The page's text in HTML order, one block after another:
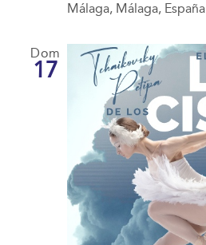
Málaga, Málaga, España
Dom
17